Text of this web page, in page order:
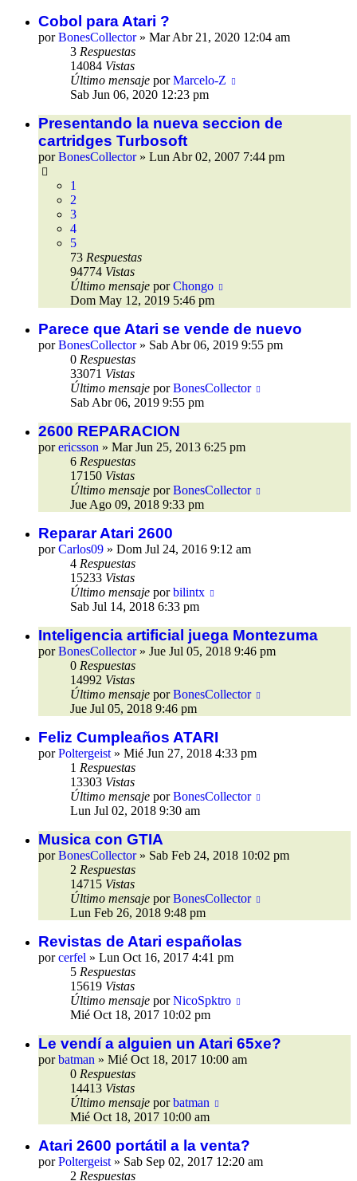
Cobol para Atari ?
porBonesCollector» Mar Abr 21, 2020 12:04 am
3 Respuestas
14084 Vistas
Último mensaje porMarcelo-Z
Sab Jun 06, 2020 12:23 pm
Presentando la nueva seccion de
cartridges Turbosoft
porBonesCollector» Lun Abr 02, 2007 7:44 pm
1
2
3
4
5
73 Respuestas
94774 Vistas
Último mensaje porChongo
Dom May 12, 2019 5:46 pm
Parece que Atari se vende de nuevo
porBonesCollector» Sab Abr 06, 2019 9:55 pm
0 Respuestas
33071 Vistas
Último mensaje porBonesCollector
Sab Abr 06, 2019 9:55 pm
2600 REPARACION
porericsson » Mar Jun 25, 2013 6:25 pm
6 Respuestas
17150 Vistas
Último mensaje porBonesCollector
Jue Ago 09, 2018 9:33 pm
Reparar Atari 2600
porCarlos09 » Dom Jul 24, 2016 9:12 am
4 Respuestas
15233 Vistas
Último mensaje porbilintx
Sab Jul 14, 2018 6:33 pm
Inteligencia artificial juega Montezuma
porBonesCollector» Jue Jul 05, 2018 9:46 pm
0 Respuestas
14992 Vistas
Último mensaje porBonesCollector
Jue Jul 05, 2018 9:46 pm
Feliz Cumpleaños ATARI
porPoltergeist » Mié Jun 27, 2018 4:33 pm
1 Respuestas
13303 Vistas
Último mensaje porBonesCollector
Lun Jul 02, 2018 9:30 am
Musica con GTIA
porBonesCollector» Sab Feb 24, 2018 10:02 pm
2 Respuestas
14715 Vistas
Último mensaje porBonesCollector
Lun Feb 26, 2018 9:48 pm
Revistas de Atari españolas
porcerfel » Lun Oct 16, 2017 4:41 pm
5 Respuestas
15619 Vistas
Último mensaje porNicoSpktro
Mié Oct 18, 2017 10:02 pm
Le vendí a alguien un Atari 65xe?
porbatman » Mié Oct 18, 2017 10:00 am
0 Respuestas
14413 Vistas
Último mensaje porbatman
Mié Oct 18, 2017 10:00 am
Atari 2600 portátil a la venta?
porPoltergeist » Sab Sep 02, 2017 12:20 am
2 Respuestas